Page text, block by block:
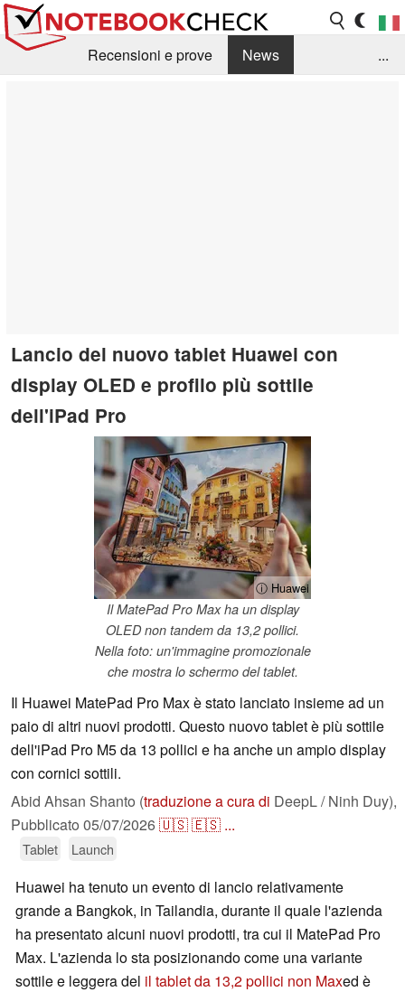
Recensioni e prove
News
...
Lancio del nuovo tablet Huawei con
display OLED e profilo più sottile
dell'iPad Pro
ⓘ Huawei
Il MatePad Pro Max ha un display
OLED non tandem da 13,2 pollici.
Nella foto: un'immagine promozionale
che mostra lo schermo del tablet.
Il Huawei MatePad Pro Max è stato lanciato insieme ad un
paio di altri nuovi prodotti. Questo nuovo tablet è più sottile
dell'iPad Pro M5 da 13 pollici e ha anche un ampio display
con cornici sottili.
Abid Ahsan Shanto (traduzione a cura di DeepL / Ninh Duy),
Pubblicato 05/07/2026🇺🇸🇪🇸 ...
Tablet Launch
Huawei ha tenuto un evento di lancio relativamente
grande a Bangkok, in Tailandia, durante il quale l'azienda
ha presentato alcuni nuovi prodotti, tra cui il MatePad Pro
Max. L'azienda lo sta posizionando come una variante
sottile e leggera del il tablet da 13,2 pollici non Maxed è